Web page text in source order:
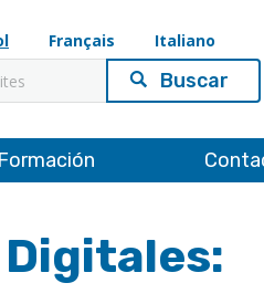
Français
Italiano
Formación